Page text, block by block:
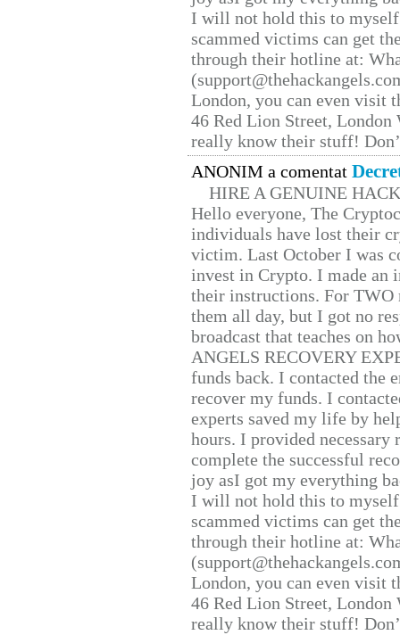
I will not hold this to
scammed victims can get
through their hotline at:
London, you can even visit
46 Red Lion Street, London
really know their stuff!
ANONIM a comentat
HIRE A GENUINE
Hello everyone, The
individuals have lost their
victim. Last October I was
invest in Crypto. I made
their instructions. For TWO
them all day, but I got no
broadcast that teaches on
ANGELS RECOVERY
funds back. I contacted the
recover my funds. I
experts saved my life by
hours. I provided
complete the successful
joy asI got my everything
I will not hold this to
scammed victims can get
through their hotline at:
London, you can even visit
46 Red Lion Street, London
really know their stuff!